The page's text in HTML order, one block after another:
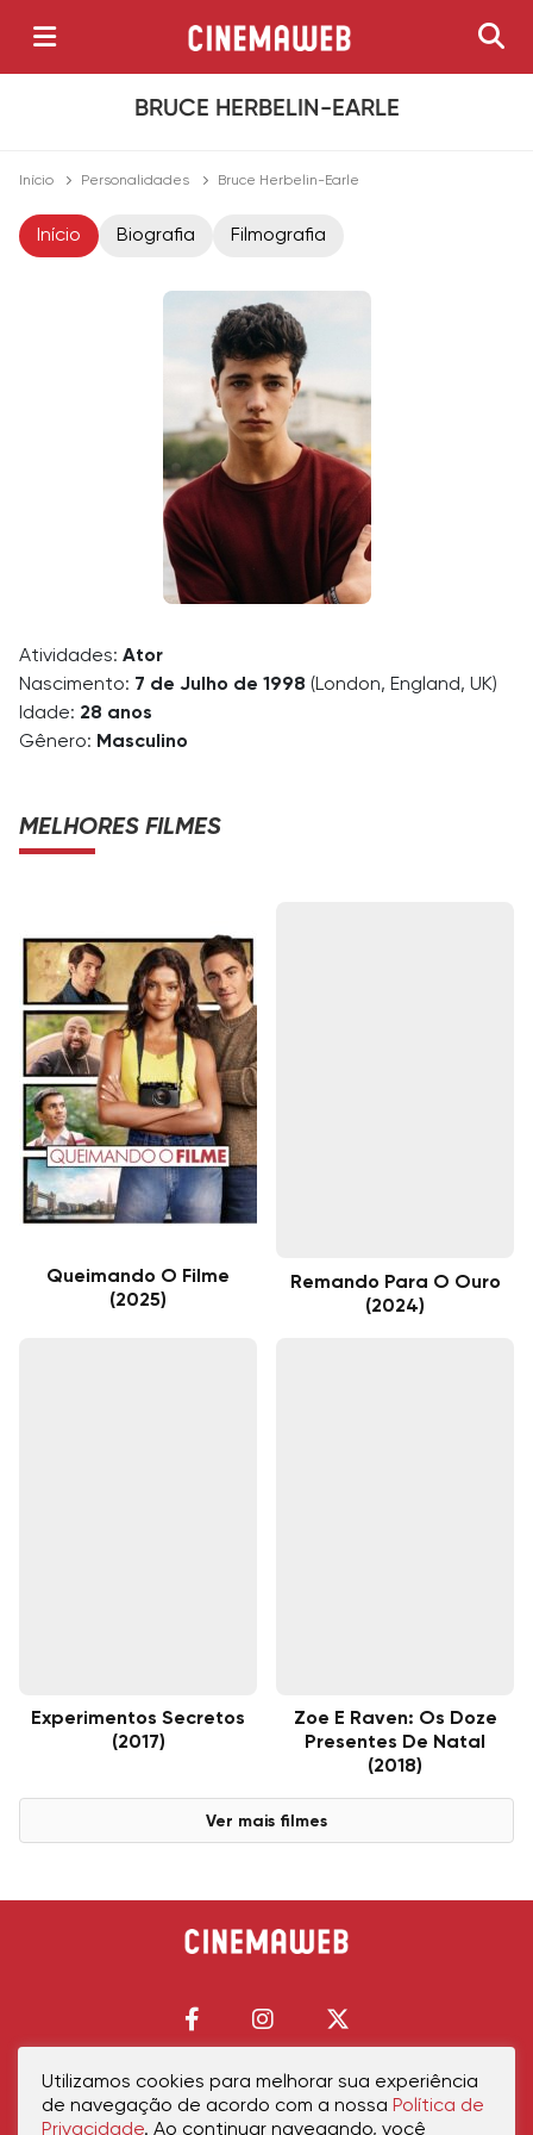
BRUCE HERBELIN-EARLE
Início Personalidades Bruce Herbelin-Earle
Início Biografia Filmografia
Atividades: Ator
Nascimento: 7 de Julho de 1998 (London, England, UK)
Idade: 28 anos
Gênero: Masculino
MELHORES FILMES
Queimando O Filme
(2025)
Remando Para O Ouro
(2024)
Experimentos Secretos
(2017)
Zoe E Raven: Os Doze
Presentes De Natal
(2018)
Ver mais filmes
Início Política de PrivacidadePolítica de CookiesContatoSobre Nós
Utilizamos cookies para melhorar sua experiência
de navegação de acordo com a nossa Política de
Privacidade. Ao continuar navegando, você